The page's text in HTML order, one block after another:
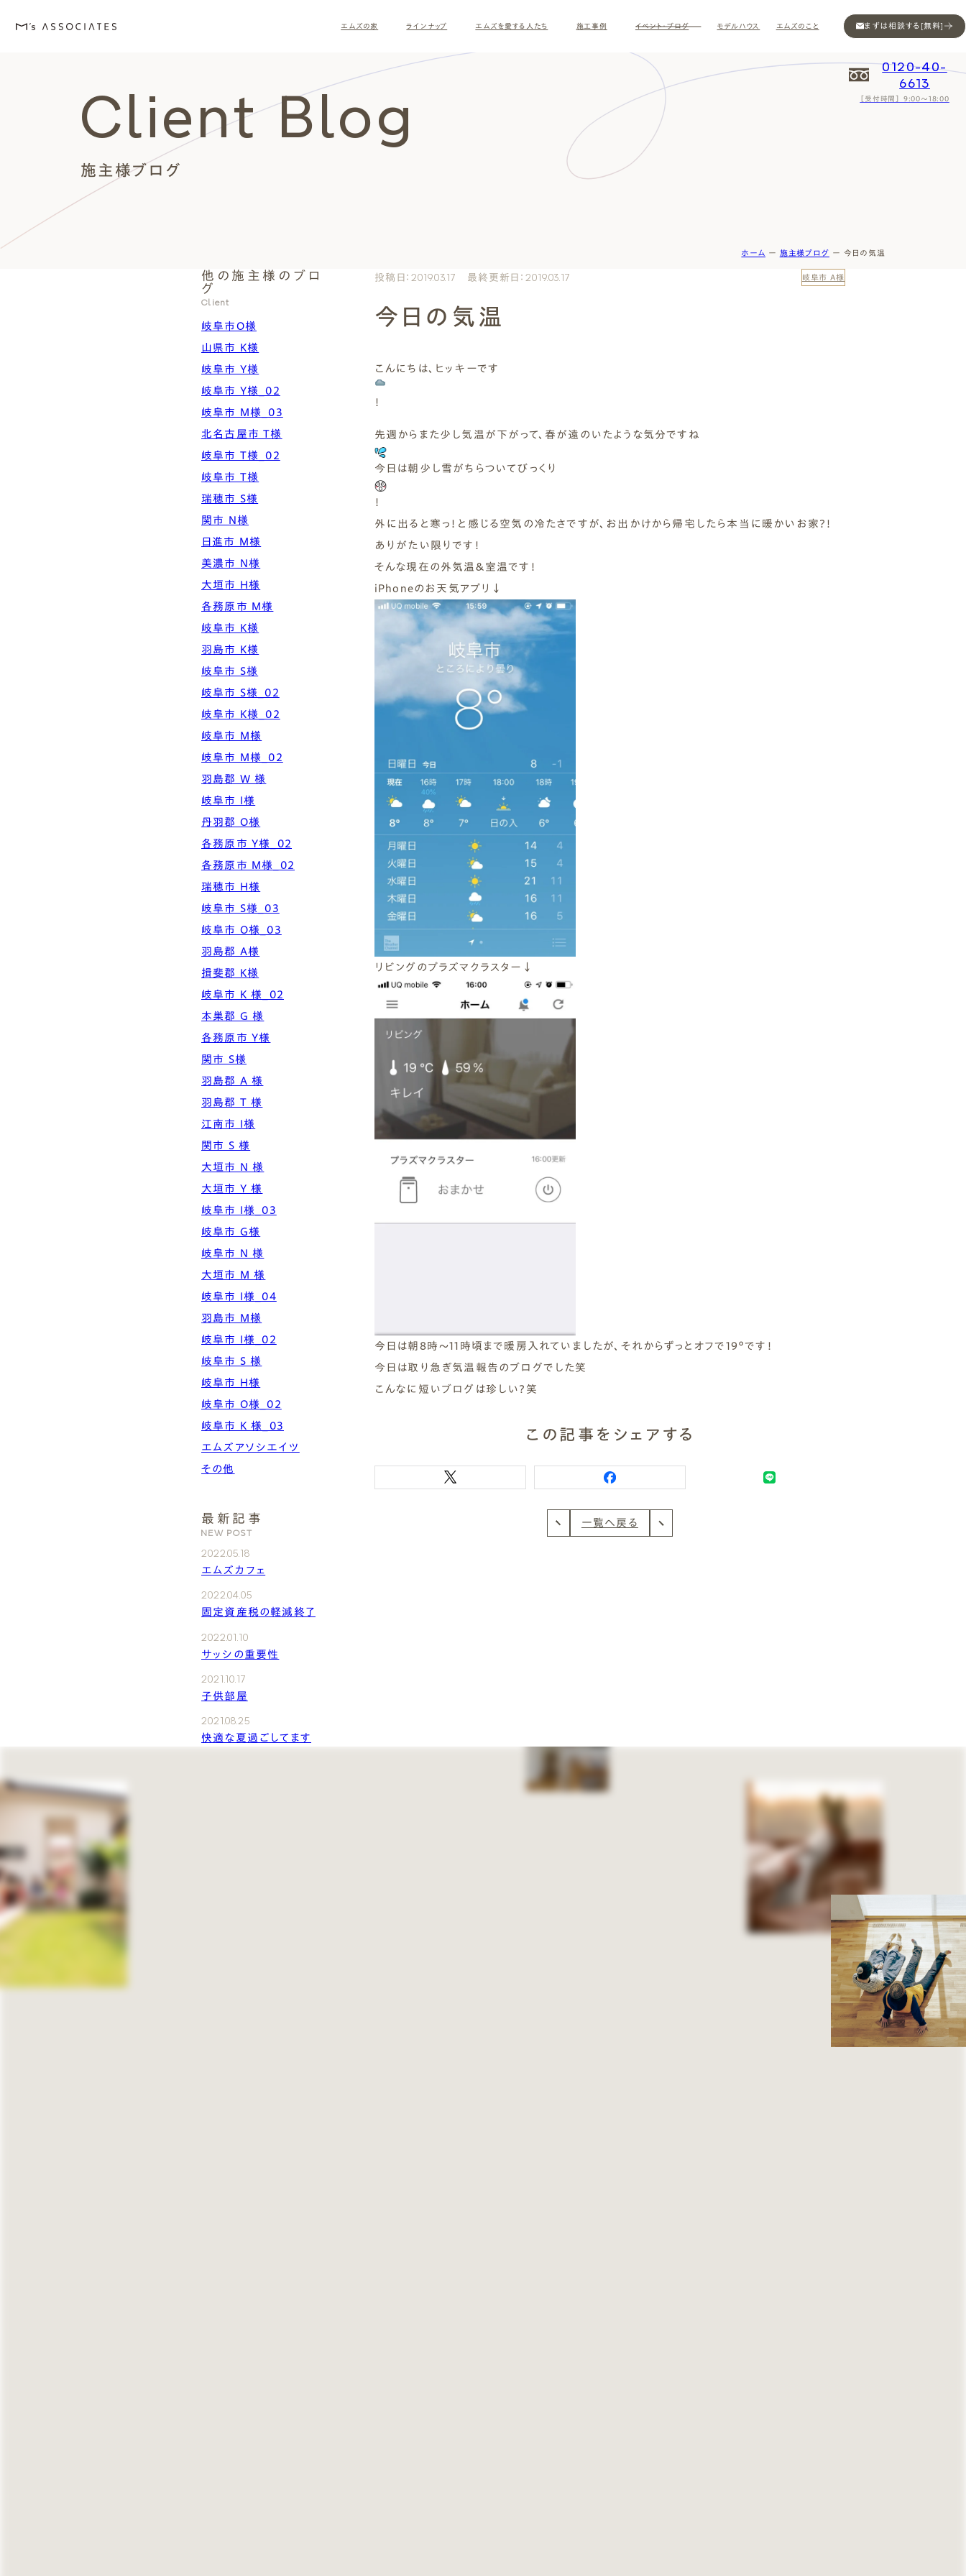
エムズの家
M's house
エムズの家
エムズの家について
M's house
10のお約束ごと、苦手な
こと
仕様）
ラインナップ
Lineup
ラインナップ
ラインナップ
Lineup
ナチュレエコ・アドバンス
（コスパ最強モデル）
Natureeco Advance
能ゼロエネルギー住宅）
Hiraya&Nisetai
平屋住宅
Hiraya Nisetai
エムズを愛する人たち
Love
エムズを愛する人たち
エムズを愛する人たち
Owners
お客様の暮らしインタビュー
Voice
施工事例
Works
施工事例
外観デザインスタイルから探す
Simple Modern
ナチュラルモダン
Natural Modern
外装仕様から探す
Exterior Type
軒アリ
イベント・ブログ
Event・Blog
イベント・ブログ
イベント
Event・Blog
Event
ブログ
家づくりコラム 施主様ブログ
モデルハウス エムズのこと
About
エムズのこと
エムズのこと
About
Company
スタッフ紹介
Staff
0120-40-
6613
［受付時間］ 9:00～18:00
まずは相談する[無料]
施主様ブログ
Client Blog
ホーム ー 施主様ブログ ー 今日の気温
投稿日：2019.03.17 最終更新日：2019.03.17 岐阜市 A様
今日の気温
こんにちは、ヒッキーです
！
先週からまた少し気温が下がって、春が遠のいたような気分ですね
今日は朝少し雪がちらついてびっくり
！
外に出ると寒っ！と感じる空気の冷たさですが、お出かけから帰宅したら本当に暖かいお家?！
ありがたい限りです！
そんな現在の外気温＆室温です！
iPhoneのお天気アプリ↓
リビングのプラズマクラスター↓
今日は朝8時～11時頃まで暖房入れていましたが、それからずっとオフで19°です！
今日は取り急ぎ気温報告のブログでした笑
こんなに短いブログは珍しい?笑
この記事をシェアする
一覧へ戻る
他の施主様のブロ
グ
Client
岐阜市O様
山県市 K様
岐阜市 Y様
岐阜市 Y様_02
岐阜市 M様_03
北名古屋市 T様
岐阜市 T様_02
岐阜市 T様
瑞穂市 S様
関市 N様
日進市 M様
美濃市 N様
大垣市 H様
各務原市 M様
岐阜市 K様
羽島市 K様
岐阜市 S様
岐阜市 S様_02
岐阜市 K様_02
岐阜市 M様
岐阜市 M様_02
羽島郡 W 様
岐阜市 I様
丹羽郡 O様
各務原市 Y様_02
各務原市 M様_02
瑞穂市 H様
岐阜市 S様_03
岐阜市 O様_03
羽島郡 A様
揖斐郡 K様
岐阜市 K 様_02
本巣郡 G 様
各務原市 Y様
関市 S様
羽島郡 A 様
羽島郡 T 様
江南市 I様
関市 S 様
大垣市 N 様
大垣市 Y 様
岐阜市 I様_03
岐阜市 G様
岐阜市 N 様
大垣市 M 様
岐阜市 I様_04
羽島市 M様
岐阜市 I様_02
岐阜市 S 様
岐阜市 H様
岐阜市 O様_02
岐阜市 K 様_03
エムズアソシエイツ
その他
最新記事
NEW POST
2022.05.18
エムズカフェ
2022.04.05
固定資産税の軽減終了
2022.01.10
サッシの重要性
2021.10.17
子供部屋
2021.08.25
快適な夏過ごしてます